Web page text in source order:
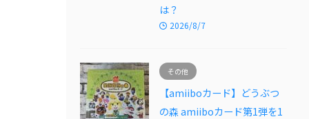
は？
2026/8/7
その他
【amiiboカード】どうぶつ
の森 amiiboカード第1弾を1